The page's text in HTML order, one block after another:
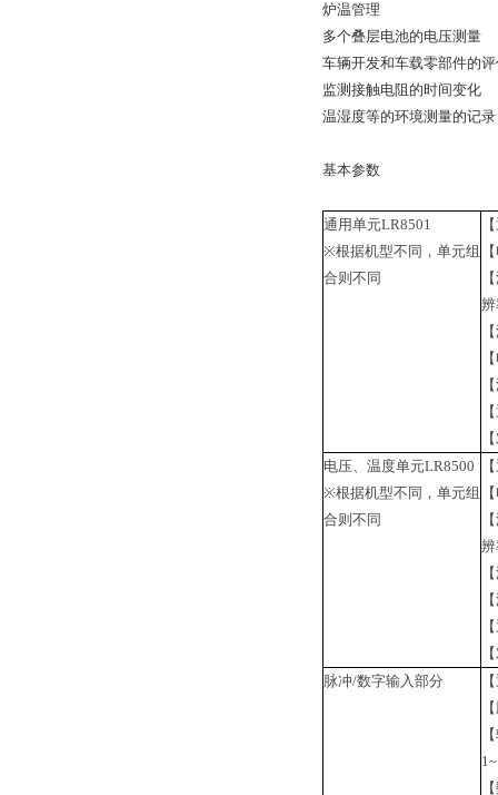
炉温管理
多个叠层电池的电压测量
车辆开发和车载零部件的
监测接触电阻的时间变化
温湿度等的环境测量的记录
基本参数
通用单元LR8501
※根据机型不同，单元组
合则不同
电压、温度单元LR8500
※根据机型不同，单元组
合则不同
脉冲/数字输入部分